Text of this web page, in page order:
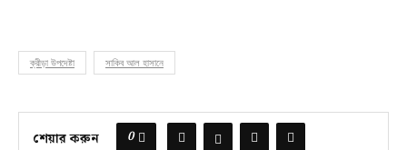
ক্রীড়া উপদেষ্টা সাকিব আল হাসানে
শেয়ার করুন 0